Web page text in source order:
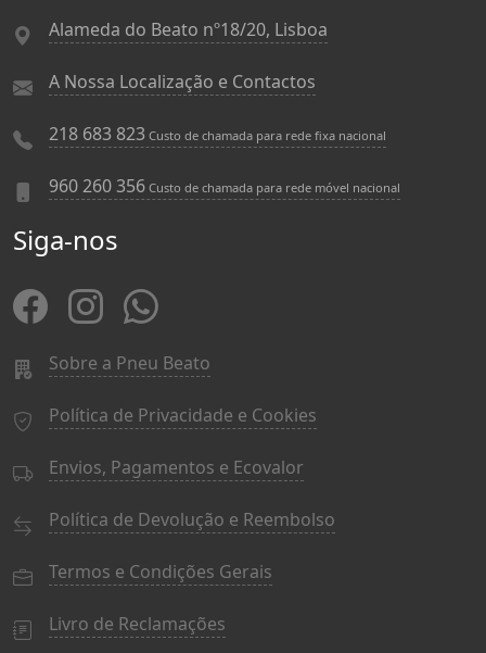
Alameda do Beato nº18/20, Lisboa
A Nossa Localização e Contactos
218 683 823 Custo de chamada para rede fixa nacional
960 260 356 Custo de chamada para rede móvel nacional
Siga-nos
Sobre a Pneu Beato
Política de Privacidade e Cookies
Envios, Pagamentos e Ecovalor
Política de Devolução e Reembolso
Termos e Condições Gerais
Livro de Reclamações